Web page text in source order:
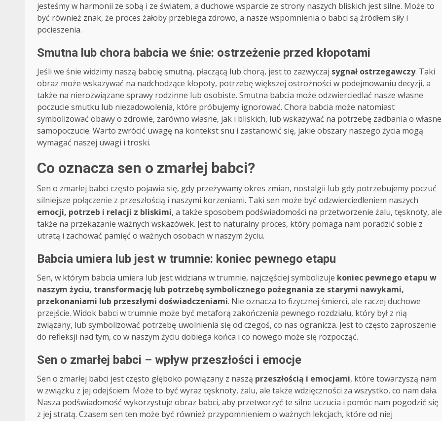
jesteśmy w harmonii ze sobą i ze światem, a duchowe wsparcie ze strony naszych bliskich jest silne. Może to
być również znak, że proces żałoby przebiega zdrowo, a nasze wspomnienia o babci są źródłem siły i
pocieszenia.
Smutna lub chora babcia we śnie: ostrzeżenie przed kłopotami
Jeśli we śnie widzimy naszą babcię smutną, płaczącą lub chorą, jest to zazwyczaj sygnał ostrzegawczy. Taki
obraz może wskazywać na nadchodzące kłopoty, potrzebę większej ostrożności w podejmowaniu decyzji, a
także na nierozwiązane sprawy rodzinne lub osobiste. Smutna babcia może odzwierciedlać nasze własne
poczucie smutku lub niezadowolenia, które próbujemy ignorować. Chora babcia może natomiast
symbolizować obawy o zdrowie, zarówno własne, jak i bliskich, lub wskazywać na potrzebę zadbania o własne
samopoczucie. Warto zwrócić uwagę na kontekst snu i zastanowić się, jakie obszary naszego życia mogą
wymagać naszej uwagi i troski.
Co oznacza sen o zmarłej babci?
Sen o zmarłej babci często pojawia się, gdy przeżywamy okres zmian, nostalgii lub gdy potrzebujemy poczuć
silniejsze połączenie z przeszłością i naszymi korzeniami. Taki sen może być odzwierciedleniem naszych
emocji, potrzeb i relacji z bliskimi, a także sposobem podświadomości na przetworzenie żalu, tęsknoty, ale
także na przekazanie ważnych wskazówek. Jest to naturalny proces, który pomaga nam poradzić sobie z
utratą i zachować pamięć o ważnych osobach w naszym życiu.
Babcia umiera lub jest w trumnie: koniec pewnego etapu
Sen, w którym babcia umiera lub jest widziana w trumnie, najczęściej symbolizuje koniec pewnego etapu w
naszym życiu, transformację lub potrzebę symbolicznego pożegnania ze starymi nawykami,
przekonaniami lub przeszłymi doświadczeniami. Nie oznacza to fizycznej śmierci, ale raczej duchowe
przejście. Widok babci w trumnie może być metaforą zakończenia pewnego rozdziału, który był z nią
związany, lub symbolizować potrzebę uwolnienia się od czegoś, co nas ogranicza. Jest to często zaproszenie
do refleksji nad tym, co w naszym życiu dobiega końca i co nowego może się rozpocząć.
Sen o zmarłej babci – wpływ przeszłości i emocje
Sen o zmarłej babci jest często głęboko powiązany z naszą przeszłością i emocjami, które towarzyszą nam
w związku z jej odejściem. Może to być wyraz tęsknoty, żalu, ale także wdzięczności za wszystko, co nam dała.
Nasza podświadomość wykorzystuje obraz babci, aby przetworzyć te silne uczucia i pomóc nam pogodzić się
z jej stratą. Czasem sen ten może być również przypomnieniem o ważnych lekcjach, które od niej